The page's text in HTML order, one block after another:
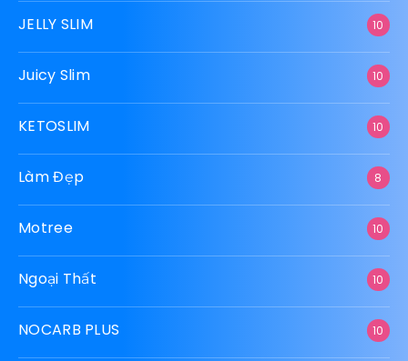
JELLY SLIM 10
Juicy Slim 10
KETOSLIM 10
Làm Đẹp 8
Motree 10
Ngoại Thất 10
NOCARB PLUS 10